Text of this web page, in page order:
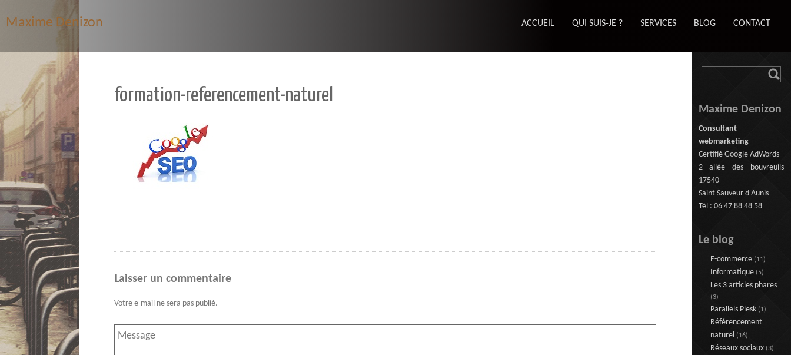
Maxime Denizon ACCUEIL QUI SUIS-JE ? SERVICES BLOG CONTACT
formation-referencement-naturel
Laisser un commentaire
Votre e-mail ne sera pas publié.
Maxime Denizon
Consultant
webmarketing
Certifié Google AdWords
2 allée des bouvreuils
17540
Saint Sauveur d'Aunis
Tél : 06 47 88 48 58
Le blog
E-commerce(11)
Informatique(5)
Les 3 articles phares
(3)
Parallels Plesk(1)
Référencement
naturel (16)
Réseaux sociaux(3)